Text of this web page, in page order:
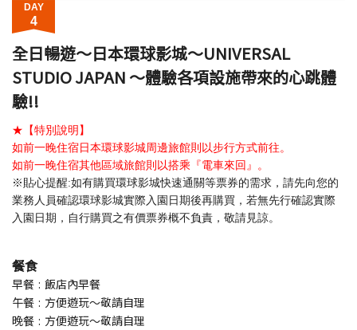
DAY
4
全日暢遊～日本環球影城～UNIVERSAL
STUDIO JAPAN ～體驗各項設施帶來的心跳體
驗!!
★【特別說明】
如前一晚住宿日本環球影城周邊旅館則以步行方式前往。
如前一晚住宿其他區域旅館則以搭乘『電車來回』。
※貼心提醒:如有購買環球影城快速通關等票券的需求，請先向您的
業務人員確認環球影城實際入園日期後再購買，若無先行確認實際
入園日期，自行購買之有價票券概不負責，敬請見諒。
餐食
早餐
飯店內早餐
午餐
方便遊玩～敬請自理
晚餐
方便遊玩～敬請自理